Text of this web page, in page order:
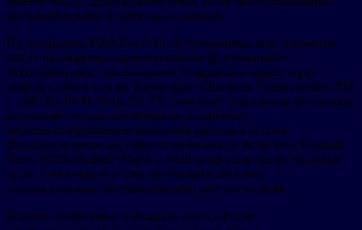
интерактивными и привлекательными.
На площадках FIFA Fan Festival болельщики всех возрастов
могут насладиться разнообразными футбольными
мероприятиями, призванными объединить людей через
общую страсть к игре. Испытание Champion Frame на базе ИИ
с 116UXS RGB MiniLED TV позволяет участникам воссоздать
культовые турнирные моменты и получить
персонализированные цифровые карточки игрока.
Дополнительные достопримечательности включают Football
Darts, RGB Football Whack-a-Mole и настольные футбольные
игры, сочетающие в себе футбольное веселье с
увлекательными интерактивными впечатлениями.
Помимо турнирных площадок, аналогичные